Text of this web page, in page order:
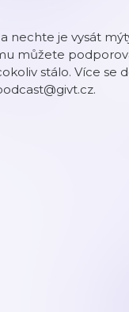
nechte je vysát
můžete
stálo. Více se